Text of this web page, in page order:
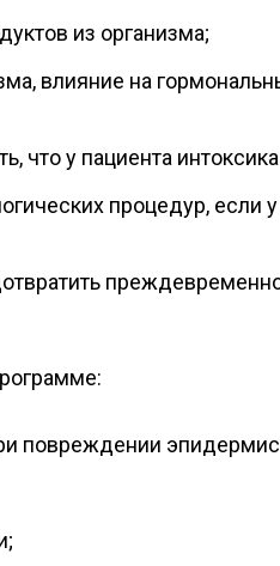
из организма;
влияние на
что у пациента
процедур, если у
повреждении